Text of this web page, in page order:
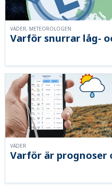
Varför snurrar låg-
VÄDER, METEOROLOGEN
Varför är prognoser
VÄDER